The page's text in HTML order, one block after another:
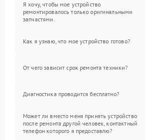
Я хочу, чтобы мое устройство
ремонтировалось только оригинальными
запчастями.
Как я узнаю, что мое устройство готово?
От чего зависит срок ремонта техники?
Диагностика проводится бесплатно?
Может ли вместо меня принять устройство
после ремонта другой человек, контактный
телефон которого я предоставлю?